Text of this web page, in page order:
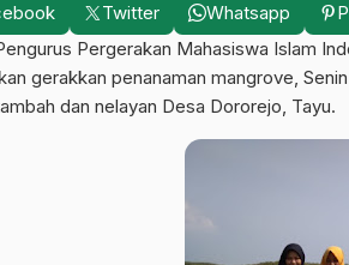
Twitter Whatsapp
Pergerakan Mahasiswa Islam
gerakkan penanaman mangrove,
dan nelayan Desa Dororejo, Tayu.